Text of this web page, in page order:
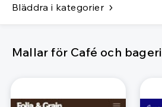
Bläddra i kategorier
Mallar för Café och bageri